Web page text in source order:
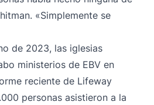
«Simplemente se
de 2023, las iglesias
ministerios de EBV en
reciente de Lifeway
personas asistieron a la